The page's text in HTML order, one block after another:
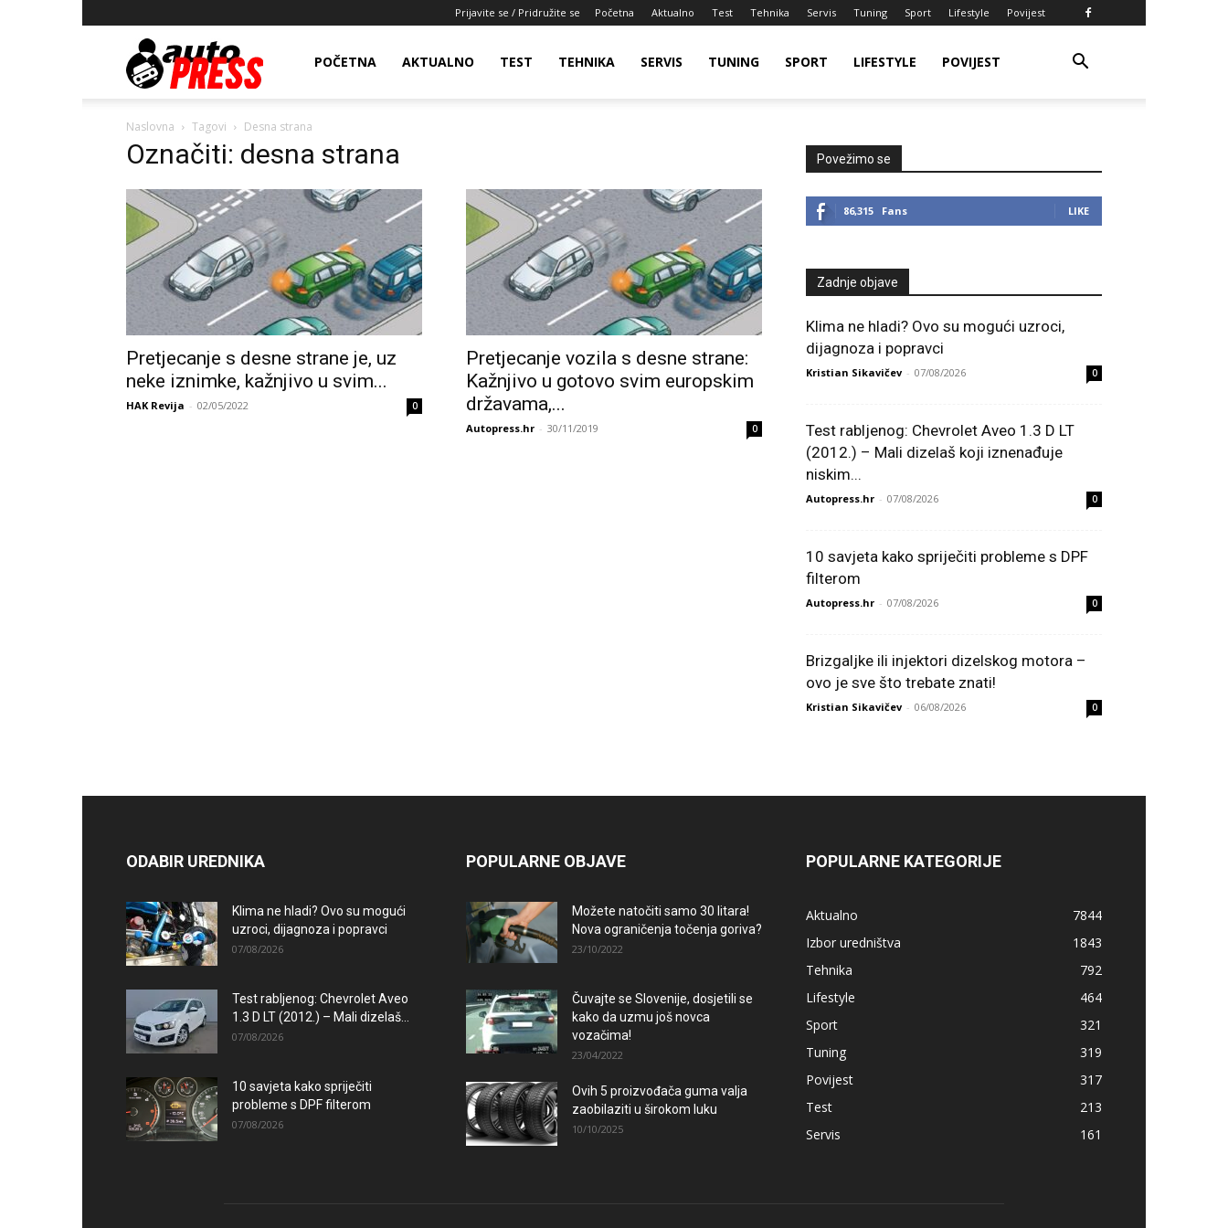
Prijavite se / Pridružite se Početna Aktualno Test Tehnika Servis Tuning Sport Lifestyle Povijest
AutopressHRPOČETNA AKTUALNO TEST TEHNIKA SERVIS TUNING SPORT LIFESTYLE POVIJEST
Naslovna Tagovi Desna strana
Označiti: desna strana
Pretjecanje s desne strane je, uz
neke iznimke, kažnjivo u svim...
HAK Revija - 02/05/2022 0
Pretjecanje vozila s desne strane:
Kažnjivo u gotovo svim europskim
državama,...
Autopress.hr - 30/11/2019 0
Povežimo se
86,315 Fans LIKE
Zadnje objave
Klima ne hladi? Ovo su mogući uzroci,
dijagnoza i popravci
Kristian Sikavičev - 07/08/2026 0
Test rabljenog: Chevrolet Aveo 1.3 D LT
(2012.) – Mali dizelaš koji iznenađuje
niskim...
Autopress.hr - 07/08/2026 0
10 savjeta kako spriječiti probleme s DPF
filterom
Autopress.hr - 07/08/2026 0
Brizgaljke ili injektori dizelskog motora –
ovo je sve što trebate znati!
Kristian Sikavičev - 06/08/2026 0
ODABIR UREDNIKA
Klima ne hladi? Ovo su mogući
uzroci, dijagnoza i popravci
07/08/2026
Test rabljenog: Chevrolet Aveo
1.3 D LT (2012.) – Mali dizelaš...
07/08/2026
10 savjeta kako spriječiti
probleme s DPF filterom
07/08/2026
POPULARNE OBJAVE
Možete natočiti samo 30 litara!
Nova ograničenja točenja goriva?
23/10/2022
Čuvajte se Slovenije, dosjetili se
kako da uzmu još novca
vozačima!
23/04/2022
Ovih 5 proizvođača guma valja
zaobilaziti u širokom luku
10/10/2025
POPULARNE KATEGORIJE
Aktualno
7844
Izbor uredništva
1843
Tehnika
792
Lifestyle
464
Sport
321
Tuning
319
Povijest
317
Test
213
Servis
161